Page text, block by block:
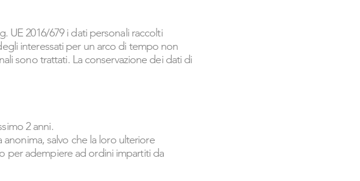
UE 2016/679 i dati personali raccolti
interessati per un arco di tempo non
sono trattati. La conservazione dei dati di
2 anni.
salvo che la loro ulteriore
per adempiere ad ordini impartiti da